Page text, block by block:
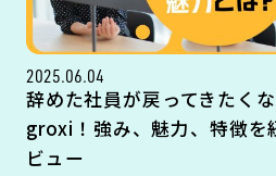
2025.06.04
辞めた社員が戻ってきたくな
groxi！強み、魅力、特徴を
ビュー